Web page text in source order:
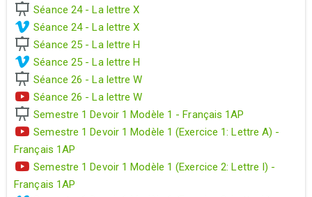
Séance 24 - La lettre X
Séance 24 - La lettre X
Séance 25 - La lettre H
Séance 25 - La lettre H
Séance 26 - La lettre W
Séance 26 - La lettre W
Semestre 1 Devoir 1 Modèle 1 - Français 1AP
Semestre 1 Devoir 1 Modèle 1 (Exercice 1: Lettre A) -
Français 1AP
Semestre 1 Devoir 1 Modèle 1 (Exercice 2: Lettre I) -
Français 1AP